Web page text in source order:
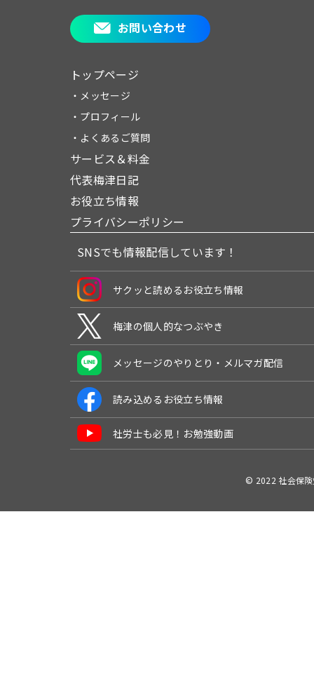
お問い合わせ
トップページ
・メッセージ
・プロフィール
・よくあるご質問
サービス＆料金
代表梅津日記
お役立ち情報
プライバシーポリシー
SNSでも情報配信しています！
サクッと読めるお役立ち情報
梅津の個人的なつぶやき
メッセージのやりとり・メルマガ配信
読み込めるお役立ち情報
社労士も必見！お勉強動画
© 2022 社会保